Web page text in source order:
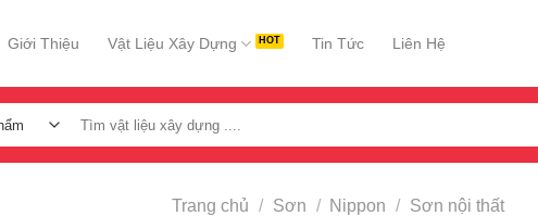
Giới Thiệu Vật Liệu Xây Dựng Tin Tức Liên Hệ
kiếm:
Trang chủ / Sơn / Nippon / Sơn nội thất